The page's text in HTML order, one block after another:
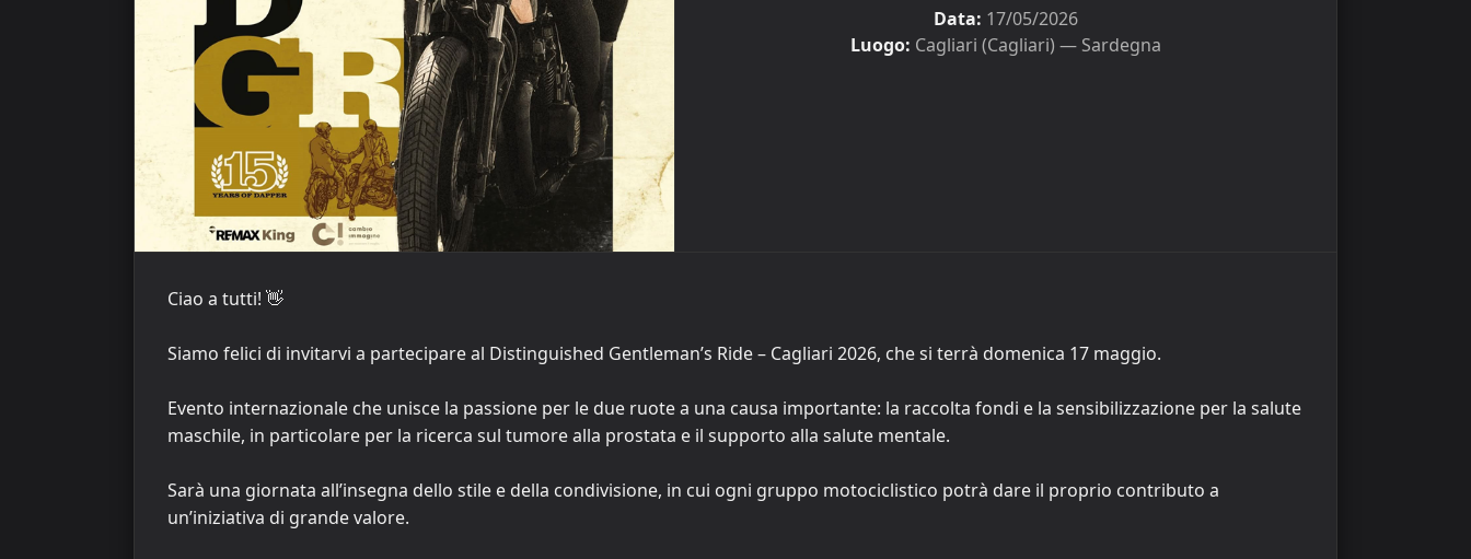
Data: 17/05/2026
Luogo: Cagliari (Cagliari) — Sardegna
Ciao a tutti! 👋
Siamo felici di invitarvi a partecipare al Distinguished Gentleman’s Ride – Cagliari 2026, che si terrà domenica 17 maggio.
Evento internazionale che unisce la passione per le due ruote a una causa importante: la raccolta fondi e la sensibilizzazione per la salute
maschile, in particolare per la ricerca sul tumore alla prostata e il supporto alla salute mentale.
Sarà una giornata all’insegna dello stile e della condivisione, in cui ogni gruppo motociclistico potrà dare il proprio contributo a
un’iniziativa di grande valore.